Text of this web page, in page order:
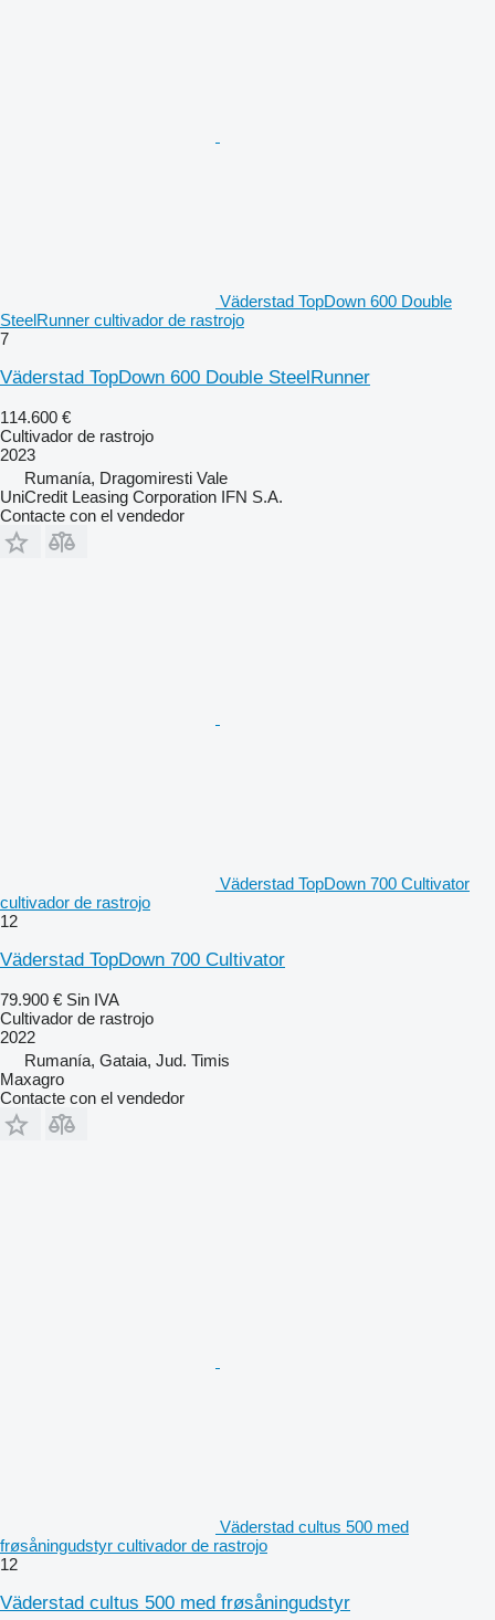
Väderstad TopDown 600 Double
SteelRunner cultivador de rastrojo
7
Väderstad TopDown 600 Double SteelRunner
114.600 €
Cultivador de rastrojo
2023
Rumanía, Dragomiresti Vale
UniCredit Leasing Corporation IFN S.A.
Contacte con el vendedor
Väderstad TopDown 700 Cultivator
cultivador de rastrojo
12
Väderstad TopDown 700 Cultivator
79.900 € Sin IVA
Cultivador de rastrojo
2022
Rumanía, Gataia, Jud. Timis
Maxagro
Contacte con el vendedor
Väderstad cultus 500 med
frøsåningudstyr cultivador de rastrojo
12
Väderstad cultus 500 med frøsåningudstyr